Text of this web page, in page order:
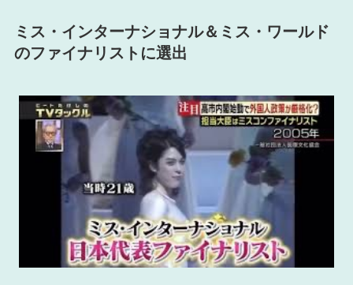
ミス・インターナショナル＆ミス・ワールド
のファイナリストに選出